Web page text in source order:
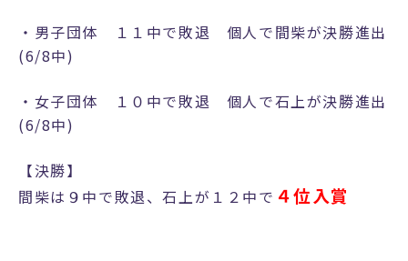
・男子団体 １１中で敗退 個人で間柴が決勝進出
(6/8中)
・女子団体 １０中で敗退 個人で石上が決勝進出
(6/8中)
【決勝】
間柴は９中で敗退、石上が１２中で ４位入賞